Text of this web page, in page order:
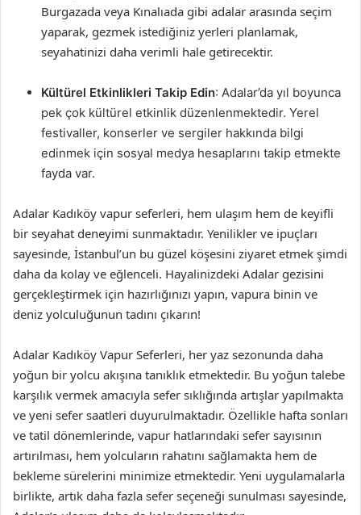
Burgazada veya Kınalıada gibi adalar arasında seçim
yaparak, gezmek istediğiniz yerleri planlamak,
seyahatinizi daha verimli hale getirecektir.
Kültürel Etkinlikleri Takip Edin: Adalar’da yıl boyunca
pek çok kültürel etkinlik düzenlenmektedir. Yerel
festivaller, konserler ve sergiler hakkında bilgi
edinmek için sosyal medya hesaplarını takip etmekte
fayda var.
Adalar Kadıköy vapur seferleri, hem ulaşım hem de keyifli
bir seyahat deneyimi sunmaktadır. Yenilikler ve ipuçları
sayesinde, İstanbul’un bu güzel köşesini ziyaret etmek şimdi
daha da kolay ve eğlenceli. Hayalinizdeki Adalar gezisini
gerçekleştirmek için hazırlığınızı yapın, vapura binin ve
deniz yolculuğunun tadını çıkarın!
Adalar Kadıköy Vapur Seferleri, her yaz sezonunda daha
yoğun bir yolcu akışına tanıklık etmektedir. Bu yoğun talebe
karşılık vermek amacıyla sefer sıklığında artışlar yapılmakta
ve yeni sefer saatleri duyurulmaktadır. Özellikle hafta sonları
ve tatil dönemlerinde, vapur hatlarındaki sefer sayısının
artırılması, hem yolcuların rahatını sağlamakta hem de
bekleme sürelerini minimize etmektedir. Yeni uygulamalarla
birlikte, artık daha fazla sefer seçeneği sunulması sayesinde,